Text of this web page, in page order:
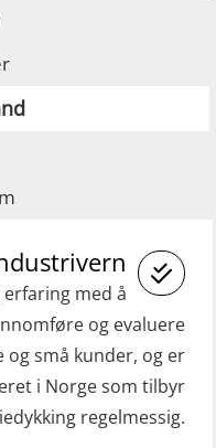
e-learning +
– Onshore
e-learning
– Onshore
practical)
–
(GMDSS)
40 t (MFA104)
8 t (MFA108)
behandling 8
med å
og evaluere
små kunder, og er
i Norge som tilbyr
regelmessig.